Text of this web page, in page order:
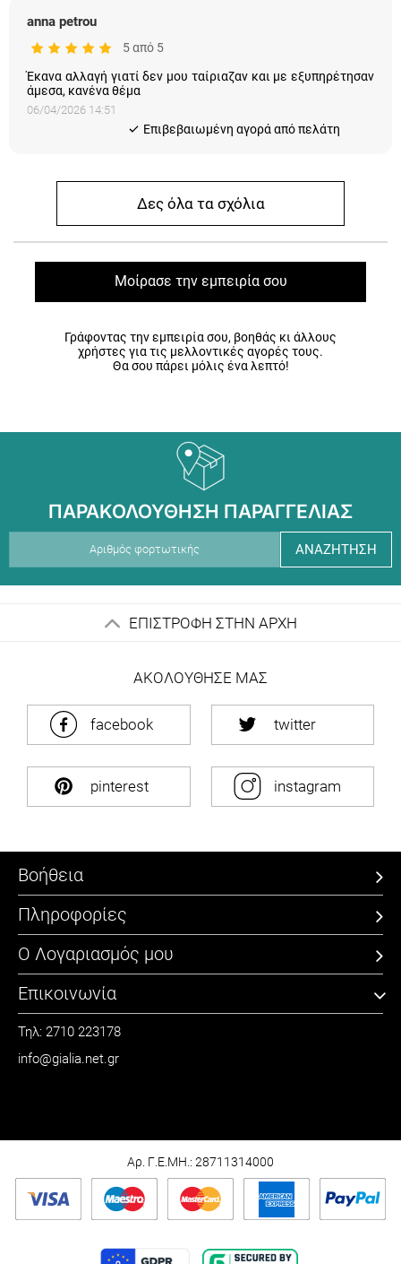
anna petrou
5 από 5
Έκανα αλλαγή γιατί δεν μου ταίριαζαν και με εξυπηρέτησαν
άμεσα, κανένα θέμα
06/04/2026 14:51
Eπιβεβαιωμένη αγορά από πελάτη
Δες όλα τα σχόλια
Μοίρασε την εμπειρία σου
Γράφοντας την εμπειρία σου, βοηθάς κι άλλους
χρήστες για τις μελλοντικές αγορές τους.
Θα σου πάρει μόλις ένα λεπτό!
ΠΑΡΑΚΟΛΟΥΘΗΣΗ ΠΑΡΑΓΓΕΛΙΑΣ
ΑΝΑΖΗΤΗΣΗ
ΕΠΙΣΤΡΟΦΗ ΣΤΗΝ ΑΡΧΗ
ΑΚΟΛΟΥΘΗΣΕ ΜΑΣ
facebook twitter
pinterest instagram
Βοήθεια
Πληροφορίες
Ο Λογαριασμός μου
Επικοινωνία
Τηλ: 2710 223178
info@gialia.net.gr
Αρ. Γ.Ε.ΜΗ.: 28711314000